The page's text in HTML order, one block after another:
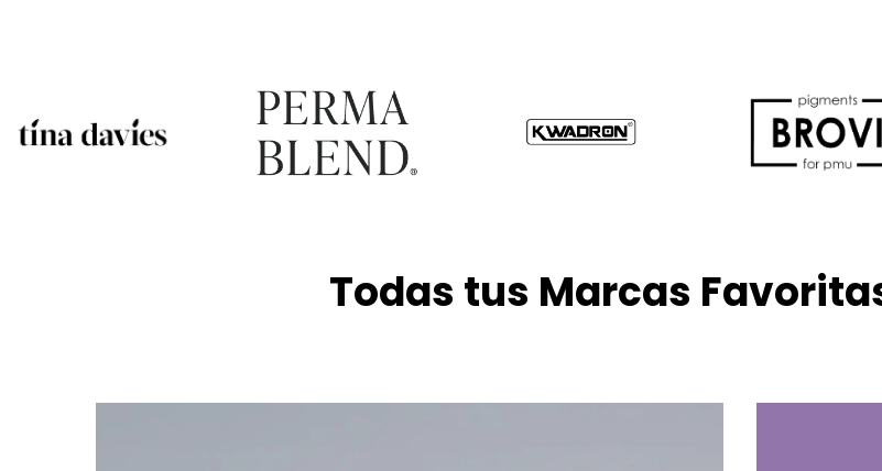
Todas tus Marcas